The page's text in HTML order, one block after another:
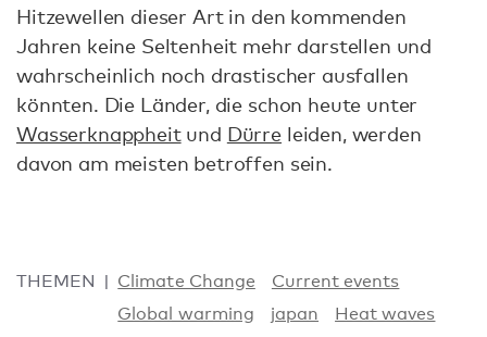
Hitzewellen dieser Art in den kommenden
Jahren keine Seltenheit mehr darstellen und
wahrscheinlich noch drastischer ausfallen
könnten. Die Länder, die schon heute unter
Wasserknappheitund Dürre leiden, werden
davon am meisten betroffen sein.
THEMEN Climate Change
Current events
Global warming
japan
Heat waves